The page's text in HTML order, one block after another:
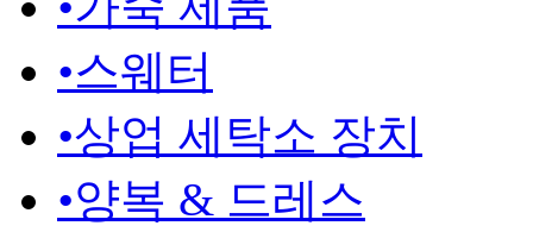
•스웨터
•상업 세탁소 장치
•양복 & 드레스